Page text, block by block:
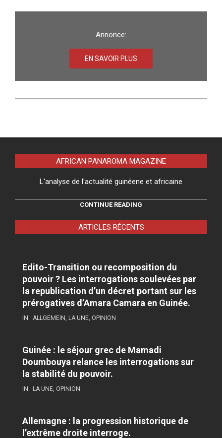
Annonce:
EN SAVOIR PLUS
AFRICAN PANAROMA MAGAZINE
L'analyse de l'actualité guinéene et africaine
CONTINUE READING
ARTICLES RÉCENTS
Edito-Transition ou recomposition du
pouvoir ? Les interrogations soulevées par
la republication d’un décret portant sur les
prérogatives d’Amara Camara en Guinée.
IN: ALLGEMEIN, LA UNE, OPINION
Guinée : le séjour grec de Mamadi
Doumbouya relance les interrogations sur
la stabilité du pouvoir.
IN: LA UNE, OPINION
Allemagne : la progression historique de
l’extrême droite interroge.